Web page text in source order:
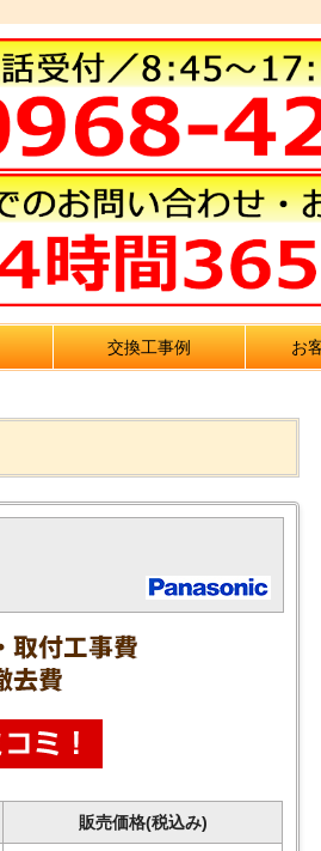
交換工事例 お
販売価格(税込み)